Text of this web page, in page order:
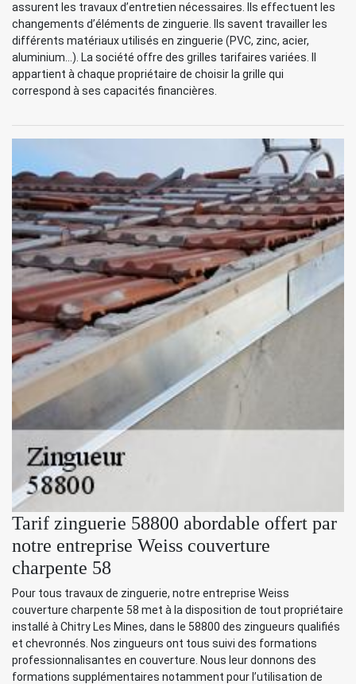
assurent les travaux d’entretien nécessaires. Ils effectuent les
changements d’éléments de zinguerie. Ils savent travailler les
différents matériaux utilisés en zinguerie (PVC, zinc, acier,
aluminium…). La société offre des grilles tarifaires variées. Il
appartient à chaque propriétaire de choisir la grille qui
correspond à ses capacités financières.
Tarif zinguerie 58800 abordable offert par
notre entreprise Weiss couverture
charpente 58
Pour tous travaux de zinguerie, notre entreprise Weiss
couverture charpente 58 met à la disposition de tout propriétaire
installé à Chitry Les Mines, dans le 58800 des zingueurs qualifiés
et chevronnés. Nos zingueurs ont tous suivi des formations
professionnalisantes en couverture. Nous leur donnons des
formations supplémentaires notamment pour l’utilisation de